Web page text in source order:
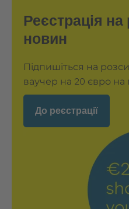
Реєстрація
новин
Підпишіться на
ваучер на 20 євро на
До реєстрації